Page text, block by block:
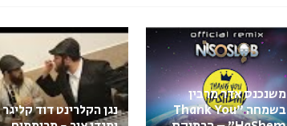
משנכנס אדר מרבין
בשמחה "Thank You
נגן הקלרינט דוד קליגר